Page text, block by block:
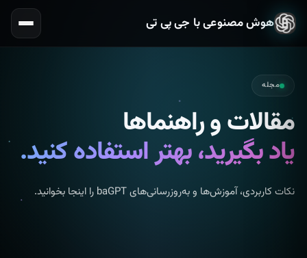
هوش مصنوعی با جی پی تی
مجله
مقالات و راهنماها
یاد بگیرید، بهتر استفاده کنید.
نکات کاربردی، آموزش‌ها و به‌روزرسانی‌های baGPT را اینجا بخوانید.